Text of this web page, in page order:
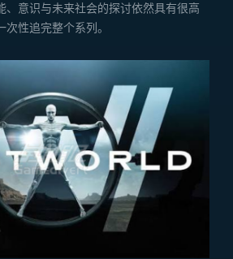
、意识与未来社会的探讨依然具有很高
性追完整个系列。